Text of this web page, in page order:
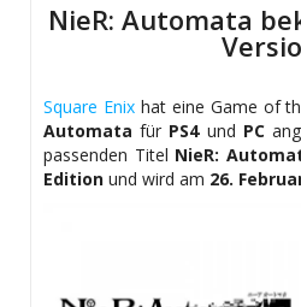
NieR: Automata
Square Enixhat eine Game of
Automata für PS4und PC
passenden Titel NieR:
Edition und wird am 26.